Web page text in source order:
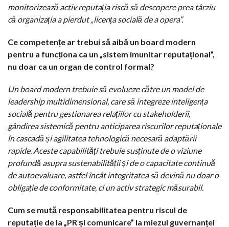
monitorizează activ reputația riscă să descopere prea târziu
că organizația a pierdut „licența socială de a opera”.
Ce competențe ar trebui să aibă un board modern
pentru a funcționa ca un „sistem imunitar reputațional”,
nu doar ca un organ de control formal?
Un board modern trebuie să evolueze către un model de
leadership multidimensional, care să integreze inteligența
socială pentru gestionarea relațiilor cu stakeholderii,
gândirea sistemică pentru anticiparea riscurilor reputaționale
în cascadă și agilitatea tehnologică necesară adaptării
rapide. Aceste capabilități trebuie susținute de o viziune
profundă asupra sustenabilității și de o capacitate continuă
de autoevaluare, astfel încât integritatea să devină nu doar o
obligație de conformitate, ci un activ strategic măsurabil.
Cum se mută responsabilitatea pentru riscul de
reputație de la „PR și comunicare” la miezul guvernanței